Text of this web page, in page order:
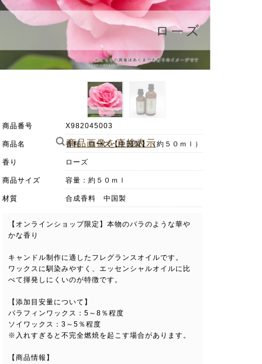
商品画像を直接表示
商品番号 X982045003
商品名 香料 ローズ【中国製】（約５０ｍｌ）
香り ローズ
商品サイズ 容量：約５０ｍｌ
材質 合成香料 中国製
【オンラインショップ限定】本物のバラのような華や
かな香り
キャンドル制作に適したフレグランスオイルです。
ワックスに馴染みやすく、エッセンシャルオイルに比
べて揮発しにくいのが特徴です。
【添加目安量について】
パラフィンワックス：5～8％程度
ソイワックス：3～5％程度
※入れすぎると不完全燃焼を起こす場合があります。
【商品情報】